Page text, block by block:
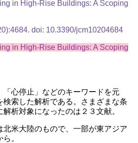
in High-Rise Buildings: A Scoping
doi: 10.3390/jcm10204684
in High-Rise Buildings: A Scoping
「心停止」などのキーワードを元
検索した解析である。さまざまな条
析対象になったのは２３文献。
北米大陸のもので、一部が東アジア
。